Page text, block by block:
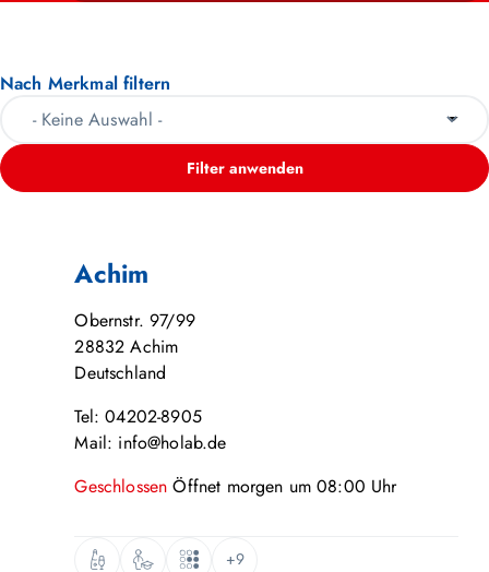
Nach Merkmal filtern
Filter anwenden
Achim
Obernstr. 97/99
28832 Achim
Deutschland
Tel: 04202-8905
Mail: info@holab.de
GeschlossenÖffnet morgen um08:00 Uhr
+9